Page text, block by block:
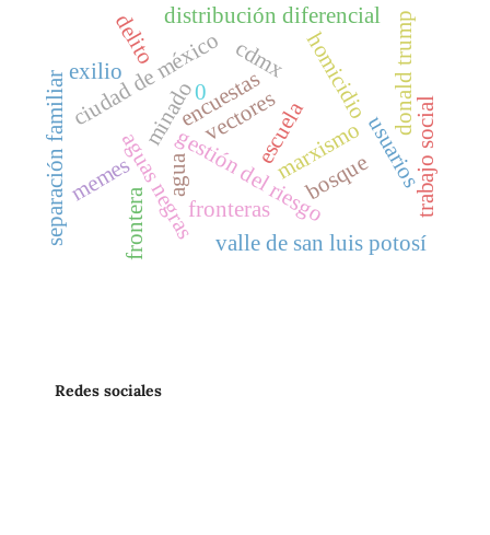
marxismo
homicidio
gestión del riesgo
aguas negras usuarios
encuestas
memes
ciudad de méxico
distribución diferencial
cdmx
delito
valle de san luis potosí
minado
bosque
agua trabajo social
vectoresescuela
frontera
exilio
fronteras
donald trump
separación familiar 0
Redes sociales